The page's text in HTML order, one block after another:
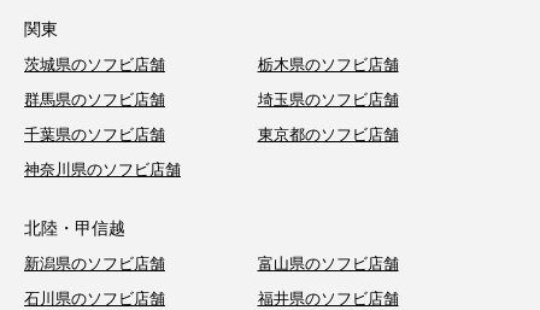
関東
茨城県のソフビ店舗
栃木県のソフビ店舗
群馬県のソフビ店舗
埼玉県のソフビ店舗
千葉県のソフビ店舗
東京都のソフビ店舗
神奈川県のソフビ店舗
北陸・甲信越
新潟県のソフビ店舗
富山県のソフビ店舗
石川県のソフビ店舗
福井県のソフビ店舗